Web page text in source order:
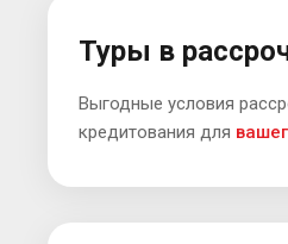
Туры в
Выгодные условия
кредитования для